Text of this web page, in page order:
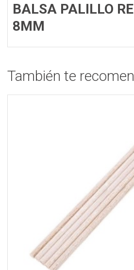
BALSA PALILLO
8MM
También te